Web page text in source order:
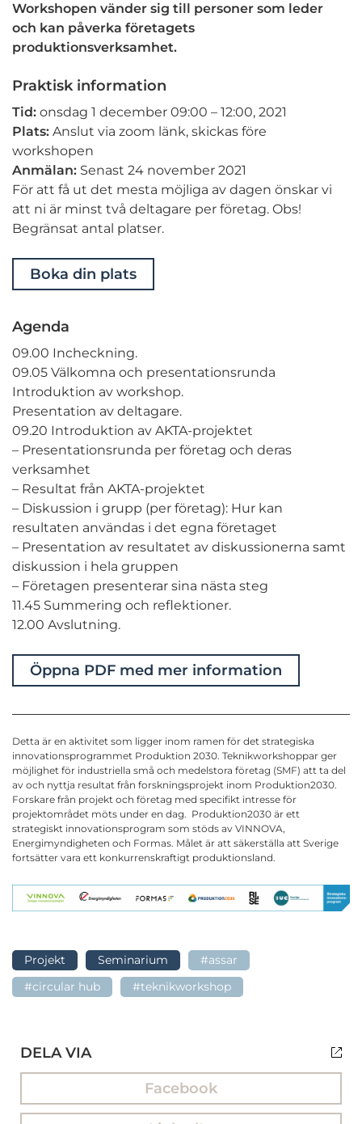
Workshopen vänder sig till personer som leder
och kan påverka företagets
produktionsverksamhet.
Praktisk information
Tid: onsdag 1 december 09:00 – 12:00, 2021
Plats: Anslut via zoom länk, skickas före
workshopen
Anmälan: Senast 24 november 2021
För att få ut det mesta möjliga av dagen önskar vi
att ni är minst två deltagare per företag. Obs!
Begränsat antal platser.
Boka din plats
Agenda
09.00 Incheckning.
09.05 Välkomna och presentationsrunda
Introduktion av workshop.
Presentation av deltagare.
09.20 Introduktion av AKTA-projektet
– Presentationsrunda per företag och deras
verksamhet
– Resultat från AKTA-projektet
– Diskussion i grupp (per företag): Hur kan
resultaten användas i det egna företaget
– Presentation av resultatet av diskussionerna samt
diskussion i hela gruppen
– Företagen presenterar sina nästa steg
11.45 Summering och reflektioner.
12.00 Avslutning.
Öppna PDF med mer information
Detta är en aktivitet som ligger inom ramen för det strategiska
innovationsprogrammet Produktion 2030. Teknikworkshoppar ger
möjlighet för industriella små och medelstora företag (SMF) att ta del
av och nyttja resultat från forskningsprojekt inom Produktion2030.
Forskare från projekt och företag med specifikt intresse för
projektområdet möts under en dag. Produktion2030 är ett
strategiskt innovationsprogram som stöds av VINNOVA,
Energimyndigheten och Formas. Målet är att säkerställa att Sverige
fortsätter vara ett konkurrenskraftigt produktionsland.
Projekt Seminarium
#assar
#circular hub
#teknikworkshop
DELA VIA
Facebook